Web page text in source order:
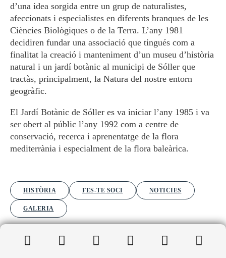
d’una idea sorgida entre un grup de naturalistes,
afeccionats i especialistes en diferents branques de les
Ciències Biològiques o de la Terra. L’any 1981
decidiren fundar una associació que tingués com a
finalitat la creació i manteniment d’un museu d’història
natural i un jardí botànic al municipi de Sóller que
tractàs, principalment, la Natura del nostre entorn
geogràfic.
El Jardí Botànic de Sóller es va iniciar l’any 1985 i va
ser obert al públic l’any 1992 com a centre de
conservació, recerca i aprenentatge de la flora
mediterrània i especialment de la flora baleàrica.
HISTÒRIA FES-TE SOCI NOTICIES
GALERIA